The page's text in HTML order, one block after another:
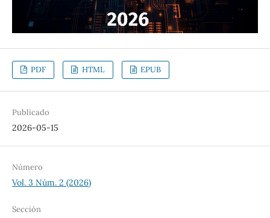
PDF HTML EPUB
Publicado
2026-05-15
Número
Vol. 3 Núm. 2 (2026)
Sección